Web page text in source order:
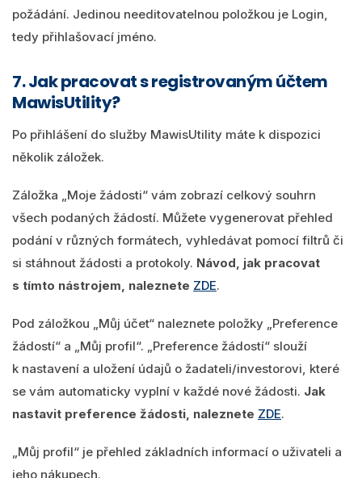
požádání. Jedinou needitovatelnou položkou je Login,
tedy přihlašovací jméno.
7. Jak pracovat s registrovaným účtem
MawisUtility?
Po přihlášení do služby MawisUtility máte k dispozici
několik záložek.
Záložka „Moje žádosti“ vám zobrazí celkový souhrn
všech podaných žádostí. Můžete vygenerovat přehled
podání v různých formátech, vyhledávat pomocí filtrů či
si stáhnout žádosti a protokoly. Návod, jak pracovat
s tímto nástrojem, naleznete ZDE.
Pod záložkou „Můj účet“ naleznete položky „Preference
žádostí“ a „Můj profil“. „Preference žádostí“ slouží
k nastavení a uložení údajů o žadateli/investorovi, které
se vám automaticky vyplní v každé nové žádosti. Jak
nastavit preference žádosti, naleznete ZDE.
„Můj profil“ je přehled základních informací o uživateli a
jeho nákupech.